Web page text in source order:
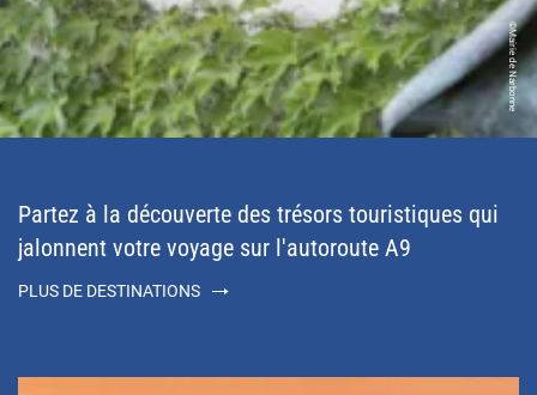
©Mairie de Narbonne
Partez à la découverte des trésors touristiques qui
jalonnent votre voyage sur l'autoroute A9
PLUS DE DESTINATIONS